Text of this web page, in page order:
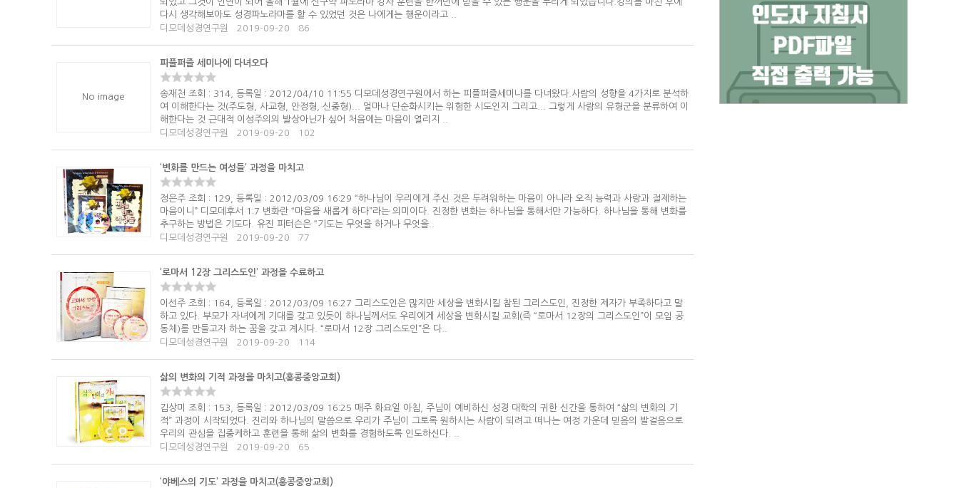
다시 생각해보아도 성경파노라마를 할 수 있었던 것은 나에게는 행운이라고 ..
디모데성경연구원
2019-09-20 86
No image
피플퍼즐 세미나에 다녀오다
송재천 조회 : 314, 등록일 : 2012/04/10 11:55 디모데성경연구원에서 하는 피플퍼즐세미나를 다녀왔다.사람의 성향을 4가지로 분석하
여 이해한다는 것(주도형, 사교형, 안정형, 신중형)... 얼마나 단순화시키는 위험한 시도인지 그리고... 그렇게 사람의 유형군을 분류하여 이
해한다는 것 근대적 이성주의의 발상아닌가 싶어 처음에는 마음이 열리지 ..
디모데성경연구원
2019-09-20 102
‘변화를 만드는 여성들’ 과정을 마치고
정은주 조회 : 129, 등록일 : 2012/03/09 16:29 “하나님이 우리에게 주신 것은 두려워하는 마음이 아니라 오직 능력과 사랑과 절제하는
마음이니” 디모데후서 1:7 변화란 “마음을 새롭게 하다”라는 의미이다. 진정한 변화는 하나님을 통해서만 가능하다. 하나님을 통해 변화를
추구하는 방법은 기도다. 유진 피터슨은 “기도는 무엇을 하거나 무엇을..
디모데성경연구원
2019-09-20 77
‘로마서 12장 그리스도인’ 과정을 수료하고
이선주 조회 : 164, 등록일 : 2012/03/09 16:27 그리스도인은 많지만 세상을 변화시킬 참된 그리스도인, 진정한 제자가 부족하다고 말
하고 있다. 부모가 자녀에게 기대를 갖고 있듯이 하나님께서도 우리에게 세상을 변화시킬 교회(즉 “로마서 12장의 그리스도인”이 모임 공
동체)를 만들고자 하는 꿈을 갖고 계시다. “로마서 12장 그리스도인”은 다..
디모데성경연구원
2019-09-20 114
삶의 변화의 기적 과정을 마치고(홍콩중앙교회)
김상미 조회 : 153, 등록일 : 2012/03/09 16:25 매주 화요일 아침, 주님이 예비하신 성경 대학의 귀한 신간을 통하여 “삶의 변화의 기
적” 과정이 시작되었다. 진리와 하나님의 말씀으로 우리가 주님이 그토록 원하시는 사람이 되려고 떠나는 여정 가운데 믿음의 발걸음으로
우리의 관심을 집중케하고 훈련을 통해 삶의 변화를 경험하도록 인도하신다. ..
디모데성경연구원
2019-09-20 65
‘야베스의 기도’ 과정을 마치고(홍콩중앙교회)